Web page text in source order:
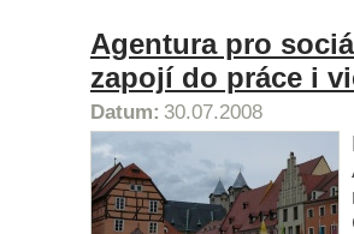
Agentura pro
zapojí do práce i
Datum: 30.07.2008